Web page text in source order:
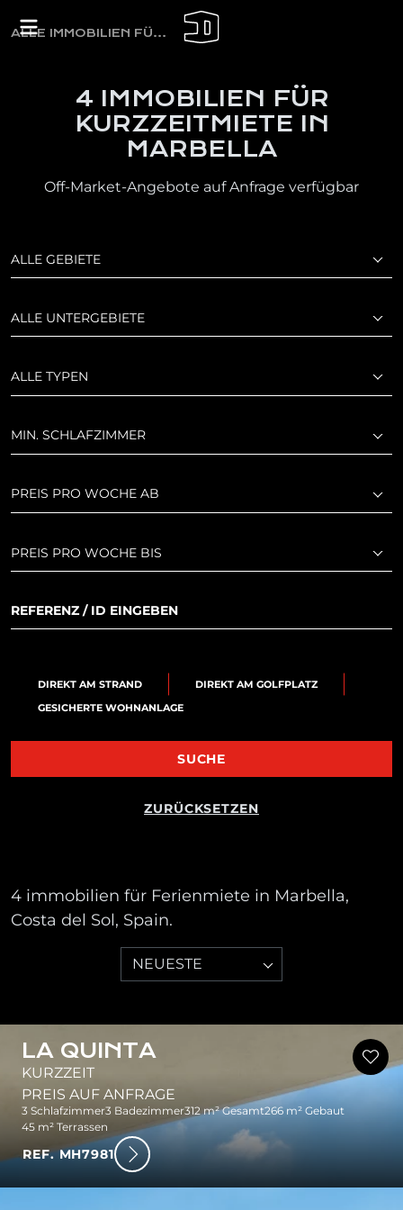
ALLE IMMOBILIEN FÜR FERIENMIETE
4 IMMOBILIEN FÜR
KURZZEITMIETE IN
MARBELLA
Off-Market-Angebote auf Anfrage verfügbar
ALLE GEBIETE
ALLE UNTERGEBIETE
ALLE TYPEN
MIN. SCHLAFZIMMER
PREIS PRO WOCHE AB
PREIS PRO WOCHE BIS
SUCHE
ZURÜCKSETZEN
DIREKT AM STRAND
DIREKT AM GOLFPLATZ
GESICHERTE WOHNANLAGE
4 immobilien für Ferienmiete in Marbella,
Costa del Sol, Spain.
NEUESTE
LA QUINTA
KURZZEIT
PREIS AUF ANFRAGE
3 Schlafzimmer3 Badezimmer312 m² Gesamt266 m² Gebaut
45 m² Terrassen
REF. MH7981